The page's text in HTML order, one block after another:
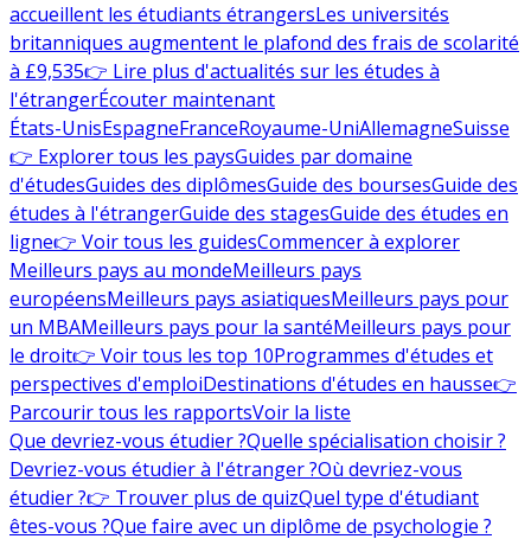
accueillent les étudiants étrangersLes universités
britanniques augmentent le plafond des frais de scolarité
à £9,535👉 Lire plus d'actualités sur les études à
l'étrangerÉcouter maintenant
États-UnisEspagneFranceRoyaume-UniAllemagneSuisse
👉 Explorer tous les paysGuides par domaine
d'étudesGuides des diplômesGuide des boursesGuide des
études à l'étrangerGuide des stagesGuide des études en
ligne👉 Voir tous les guidesCommencer à explorer
Meilleurs pays au mondeMeilleurs pays
européensMeilleurs pays asiatiquesMeilleurs pays pour
un MBAMeilleurs pays pour la santéMeilleurs pays pour
le droit👉 Voir tous les top 10Programmes d'études et
perspectives d'emploiDestinations d'études en hausse👉
Parcourir tous les rapportsVoir la liste
Que devriez-vous étudier ?Quelle spécialisation choisir ?
Devriez-vous étudier à l'étranger ?Où devriez-vous
étudier ?👉 Trouver plus de quizQuel type d'étudiant
êtes-vous ?Que faire avec un diplôme de psychologie ?